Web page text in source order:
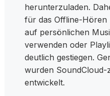
herunterzuladen.
für das Offline-Hören
auf persönlichen
verwenden oder
deutlich gestiegen.
wurden SoundCloud-
entwickelt.